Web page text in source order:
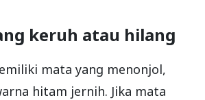
keruh atau hilang
mata yang menonjol,
hitam jernih. Jika mata